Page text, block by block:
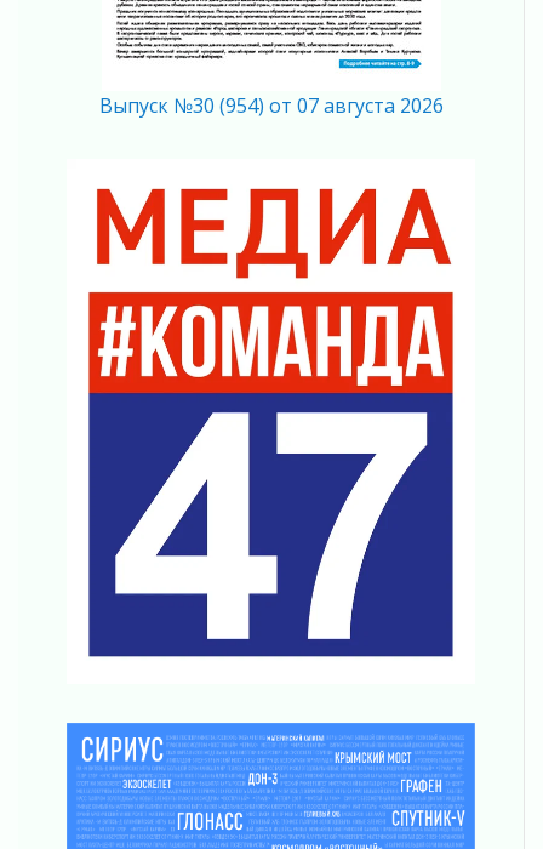
04 августа 2026
Никакого принуждения, только письменное
04 августа 2026
Важная информация
04 августа 2026
Что делать со сбережениями
Награды нашли строителей
03 августа 2026
Ленобласть повышает производительность
труда в ЖКХ
Поддержка волонтерских объединений
Ладожский мост полностью закроют на два
03 августа 2026
Музеи Ленобласти обновляют пространства
Новая площадка: 2027
рассчитывать на доплату от региона
03 августа 2026
За сутки в Ленинградской области
ликвидировали 10 пожаров
03 августа 2026
Выпуск №30 (954) от 07 августа 2026